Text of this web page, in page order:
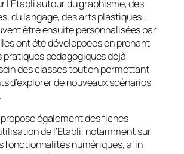
l’Etabli autour du graphisme, des
du langage, des arts plastiques…
être ensuite personnalisées par
ont été développées en prenant
pratiques pédagogiques déjà
des classes tout en permettant
d’explorer de nouveaux scénarios
également des fiches
de l’Etabli, notamment sur
fonctionnalités numériques, afin